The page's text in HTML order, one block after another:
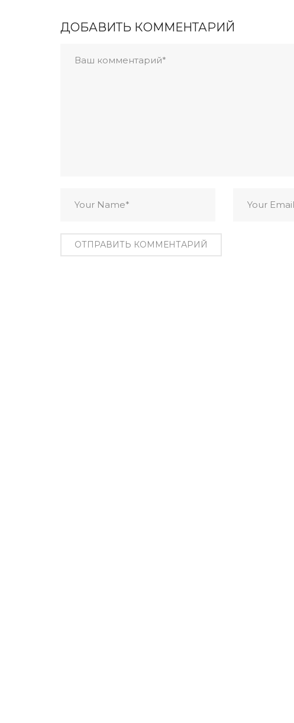
ДОБАВИТЬ КОММЕНТАРИЙ